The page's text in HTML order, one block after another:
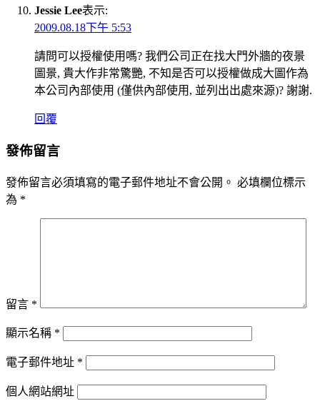
Jessie Lee表示:
2009.08.18下午 5:53
請問可以授權使用嗎? 我們公司正在找大門外牆的夜景
圖景, 貴大作非常驚艷, 不知是否可以授權做成大圖作為
本公司內部使用 (僅供內部使用, 並列出出處來源)? 謝謝.
回覆
發佈留言
發佈留言必須填寫的電子郵件地址不會公開。 必填欄位標示
為 *
留言 *
顯示名稱 *
電子郵件地址 *
個人網站網址